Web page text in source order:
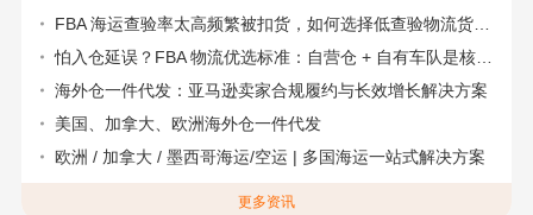
FBA 海运查验率太高频繁被扣货，如何选择低查验物流货代？
怕入仓延误？FBA 物流优选标准：自营仓 + 自有车队是核心硬指标
海外仓一件代发：亚马逊卖家合规履约与长效增长解决方案
美国、加拿大、欧洲海外仓一件代发
欧洲 / 加拿大 / 墨西哥海运/空运 | 多国海运一站式解决方案
更多资讯